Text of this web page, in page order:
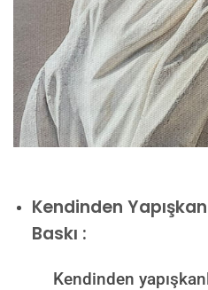
Kendinden
Baskı :
Kendinden